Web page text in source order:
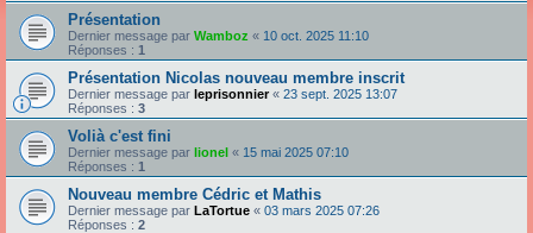
Présentation
Dernier message par Wamboz « 10 oct. 2025 11:10
Réponses : 1
Présentation Nicolas nouveau membre inscrit
Dernier message par leprisonnier« 23 sept. 2025 13:07
Réponses : 3
Volià c'est fini
Dernier message par lionel « 15 mai 2025 07:10
Réponses : 1
Nouveau membre Cédric et Mathis
Dernier message par LaTortue « 03 mars 2025 07:26
Réponses : 2